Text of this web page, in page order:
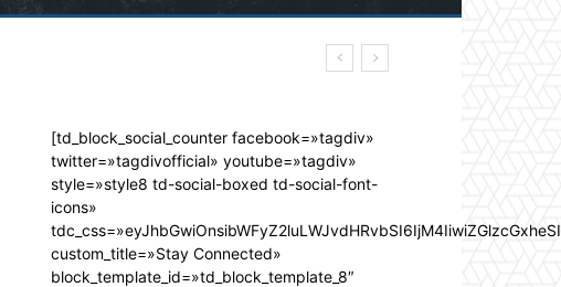
[td_block_social_counter facebook=»tagdiv»
twitter=»tagdivofficial» youtube=»tagdiv»
style=»style8 td-social-boxed td-social-font-
icons»
custom_title=»Stay Connected»
block_template_id=»td_block_template_8″